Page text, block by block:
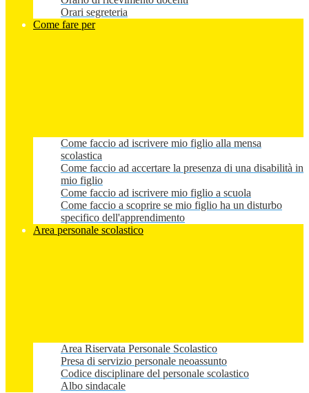
Orari segreteria
Come fare per
Come faccio ad iscrivere mio figlio alla mensa
scolastica
Come faccio ad accertare la presenza di una disabilità in
mio figlio
Come faccio ad iscrivere mio figlio a scuola
Come faccio a scoprire se mio figlio ha un disturbo
specifico dell'apprendimento
Area personale scolastico
Area Riservata Personale Scolastico
Presa di servizio personale neoassunto
Codice disciplinare del personale scolastico
Albo sindacale